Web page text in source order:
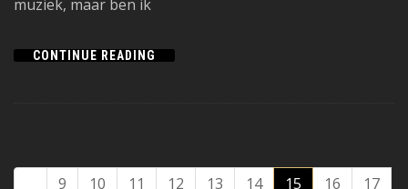
muziek, maar ben ik
CONTINUE READING
9 10 11 12 13 14 15 16
17